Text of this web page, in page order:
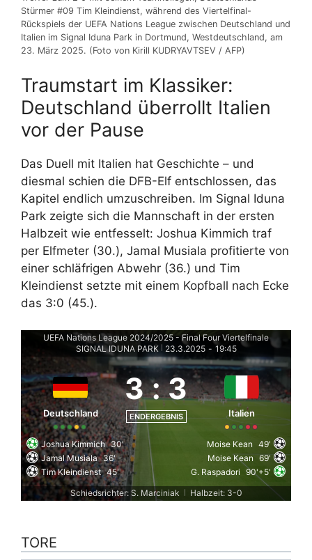
Stürmer #09 Tim Kleindienst, während des Viertelfinal-
Rückspiels der UEFA Nations League zwischen Deutschland und
Italien im Signal Iduna Park in Dortmund, Westdeutschland, am
23. März 2025. (Foto von Kirill KUDRYAVTSEV / AFP)
Traumstart im Klassiker:
Deutschland überrollt Italien
vor der Pause
Das Duell mit Italien hat Geschichte – und
diesmal schien die DFB-Elf entschlossen, das
Kapitel endlich umzuschreiben. Im Signal Iduna
Park zeigte sich die Mannschaft in der ersten
Halbzeit wie entfesselt: Joshua Kimmich traf
per Elfmeter (30.), Jamal Musiala profitierte von
einer schläfrigen Abwehr (36.) und Tim
Kleindienst setzte mit einem Kopfball nach Ecke
das 3:0 (45.).
UEFA Nations League 2024/2025 - Final Four Viertelfinale
SIGNAL IDUNA PARK
23.3.2025 - 19:45
Deutschland
3 : 3
ENDERGEBNIS Italien
Joshua Kimmich 30'
Jamal Musiala 36'
Tim Kleindienst 45'
Moise Kean 49'
Moise Kean 69'
G. Raspadori 90'+5'
Schiedsrichter: S. Marciniak
Halbzeit: 3-0
TORE